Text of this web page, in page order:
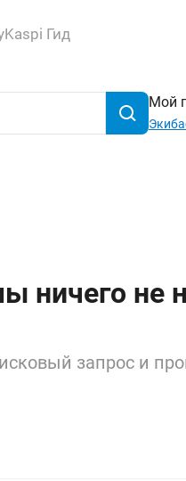
Kaspi Гид
Мой
ничего не
запрос и